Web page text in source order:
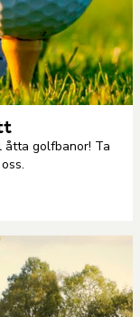
åtta golfbanor! Ta